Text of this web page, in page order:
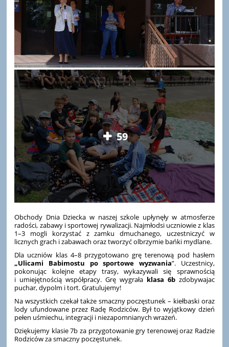
59
Obchody Dnia Dziecka w naszej szkole upłynęły w atmosferze
radości, zabawy i sportowej rywalizacji. Najmłodsi uczniowie z klas
1–3 mogli korzystać z zamku dmuchanego, uczestniczyć w
licznych grach i zabawach oraz tworzyć olbrzymie bańki mydlane.
Dla uczniów klas 4–8 przygotowano grę terenową pod hasłem
„Ulicami Babimostu po sportowe wyzwania”. Uczestnicy,
pokonując kolejne etapy trasy, wykazywali się sprawnością
i umiejętnością współpracy. Grę wygrała klasa 6b zdobywajac
puchar, dypolm i tort. Gratulujemy!
Na wszystkich czekał także smaczny poczęstunek – kiełbaski oraz
lody ufundowane przez Radę Rodziców. Był to wyjątkowy dzień
pełen uśmiechu, integracji i niezapomnianych wrażeń.
Dziękujemy klasie 7b za przygotowanie gry terenowej oraz Radzie
Rodziców za smaczny poczęstunek.